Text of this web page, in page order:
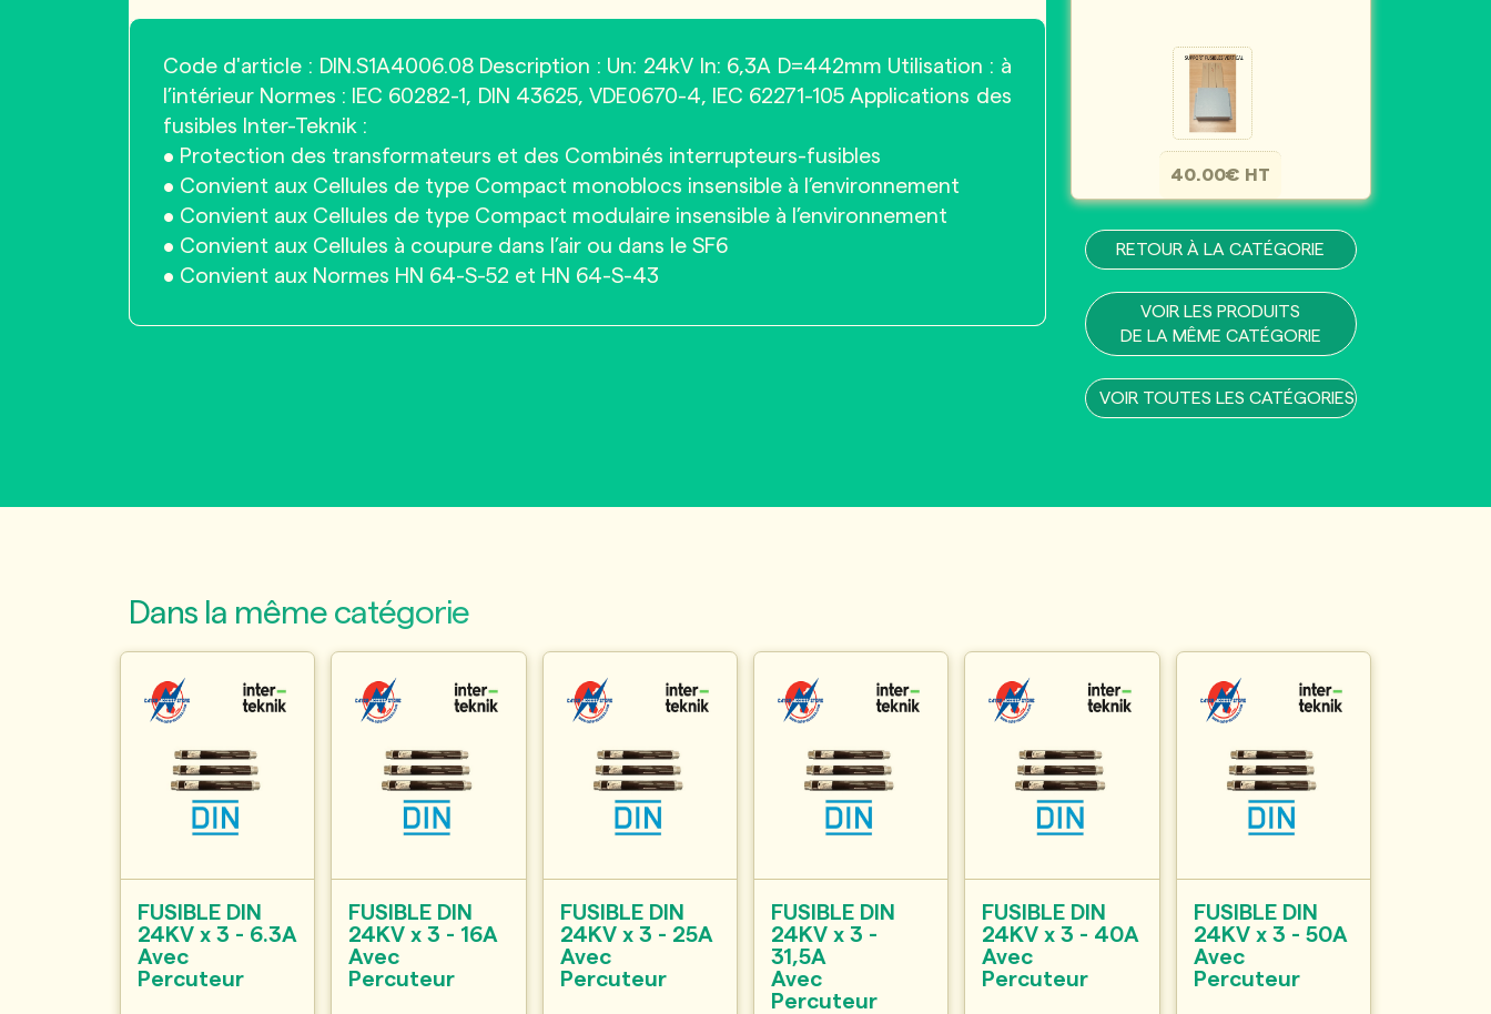
Code d'article : DIN.S1A4006.08 Description : Un: 24kV In: 6,3A D=442mm Utilisation : à
l’intérieur Normes : IEC 60282-1, DIN 43625, VDE0670-4, IEC 62271-105 Applications des
fusibles Inter-Teknik :
• Protection des transformateurs et des Combinés interrupteurs-fusibles
• Convient aux Cellules de type Compact monoblocs insensible à l’environnement
• Convient aux Cellules de type Compact modulaire insensible à l’environnement
• Convient aux Cellules à coupure dans l’air ou dans le SF6
• Convient aux Normes HN 64-S-52 et HN 64-S-43
40.00€ HT
RETOUR À LA CATÉGORIE
VOIR LES PRODUITS
DE LA MÊME CATÉGORIE
VOIR TOUTES LES CATÉGORIES
Dans la même catégorie
FUSIBLE DIN
24KV x 3 - 6.3A
Avec
Percuteur
FUSIBLE DIN
24KV x 3 - 16A
Avec
Percuteur
FUSIBLE DIN
24KV x 3 - 25A
Avec
Percuteur
FUSIBLE DIN
24KV x 3 -
31,5A
Avec
Percuteur
FUSIBLE DIN
24KV x 3 - 40A
Avec
Percuteur
FUSIBLE DIN
24KV x 3 - 50A
Avec
Percuteur